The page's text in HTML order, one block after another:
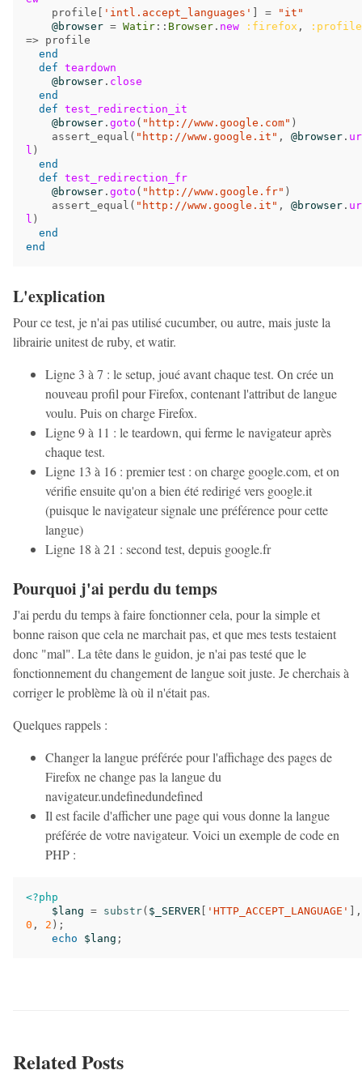
profile
'intl.accept_languages' =
"it"
@browser = Watir :: Browser . new :firefox ,
:profile
=> profile
end
def teardown
@browser . close
end
def test_redirection_it
@browser . goto ( "http://www.google.com" )
assert_equal ( "http://www.google.it" , @browser . ur
l )
end
def test_redirection_fr
@browser . goto ( "http://www.google.fr" )
assert_equal ( "http://www.google.it" , @browser . ur
l )
end
end
L'explication
Pour ce test, je n'ai pas utilisé cucumber, ou autre, mais juste la
librairie unitest de ruby, et watir.
Ligne 3 à 7 : le setup, joué avant chaque test. On crée un
nouveau profil pour Firefox, contenant l'attribut de langue
voulu. Puis on charge Firefox.
Ligne 9 à 11 : le teardown, qui ferme le navigateur après
chaque test.
Ligne 13 à 16 : premier test : on charge google.com, et on
vérifie ensuite qu'on a bien été redirigé vers google.it
(puisque le navigateur signale une préférence pour cette
langue)
Ligne 18 à 21 : second test, depuis google.fr
Pourquoi j'ai perdu du temps
J'ai perdu du temps à faire fonctionner cela, pour la simple et
bonne raison que cela ne marchait pas, et que mes tests testaient
donc "mal". La tête dans le guidon, je n'ai pas testé que le
fonctionnement du changement de langue soit juste. Je cherchais à
corriger le problème là où il n'était pas.
Quelques rappels :
Changer la langue préférée pour l'affichage des pages de
Firefox ne change pas la langue du
navigateur.undefinedundefined
Il est facile d'afficher une page qui vous donne la langue
préférée de votre navigateur. Voici un exemple de code en
PHP :
<?php
$lang = substr( $_SERVER 'HTTP_ACCEPT_LANGUAGE'
],
0 , 2 );
echo
$lang ;
Related Posts